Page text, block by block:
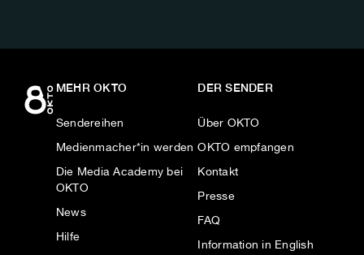
MEHR OKTO
Sendereihen
Medienmacher*in werden
Die Media Academy bei
OKTO
News
Hilfe
DER SENDER
Über OKTO
OKTO empfangen
Kontakt
Presse
FAQ
Information in English